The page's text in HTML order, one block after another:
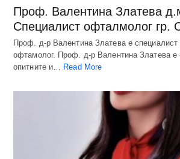
Проф. Валентина Златева
Специалист офталмолог гр.
Проф. д-р Валентина Златева е
офтамолог. Проф. д-р Валентина Златева е
опитните и… Read More